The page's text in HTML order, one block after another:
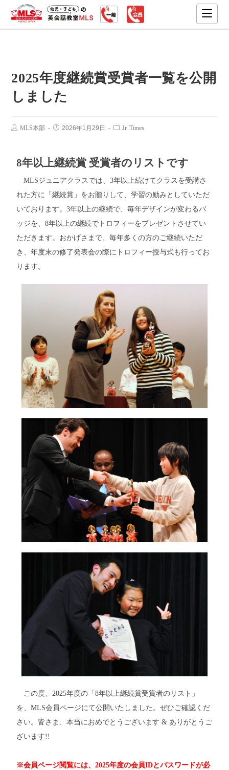
2025年度継続賞受賞者一覧を公開
しました
MLS本部 2026年1月29日 Jr. Times
8年以上継続賞 受賞者のリストです
MLSジュニアクラスでは、3年以上続けてクラスを受講さ
れた方に「継続賞」をお贈りして、学習の励みとしていただ
いております。3年以上の継続で、毎年デザインが変わるバ
ッジを、8年以上の継続でトロフィーをプレゼントさせてい
ただきます。おかげさまで、毎年多くの方のご継続いただ
き、年度末の修了発表会の際にトロフィー授与式も行ってお
ります。
この度、2025年度の「8年以上継続賞受賞者のリスト」
を、MLS会員ページにて公開いたしました。ぜひご確認くだ
さい。皆さま、本当におめでとうございます & ありがとうご
ざいます!!
※会員ページ閲覧には、2025年度の会員IDとパスワードが必